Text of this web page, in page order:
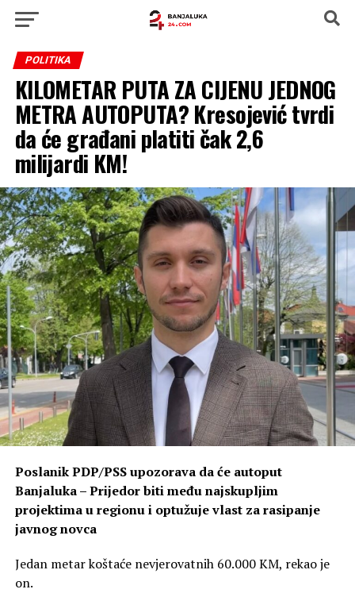
POLITIKA
KILOMETAR PUTA ZA CIJENU JEDNOG
METRA AUTOPUTA? Kresojević tvrdi
da će građani platiti čak 2,6
milijardi KM!
Poslanik PDP/PSS upozorava da će autoput
Banjaluka – Prijedor biti među najskupljim
projektima u regionu i optužuje vlast za rasipanje
javnog novca
Jedan metar koštaće nevjerovatnih 60.000 KM, rekao je
on.